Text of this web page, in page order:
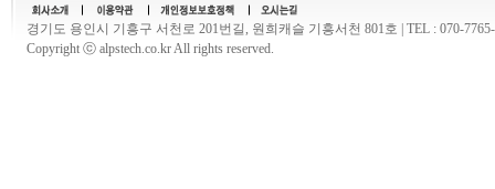
경기도 용인시 기흥구 서천로 201번길, 원희캐슬 기흥서천 801호 | TEL : 070-
Copyright ⓒ alpstech.co.kr All rights reserved.